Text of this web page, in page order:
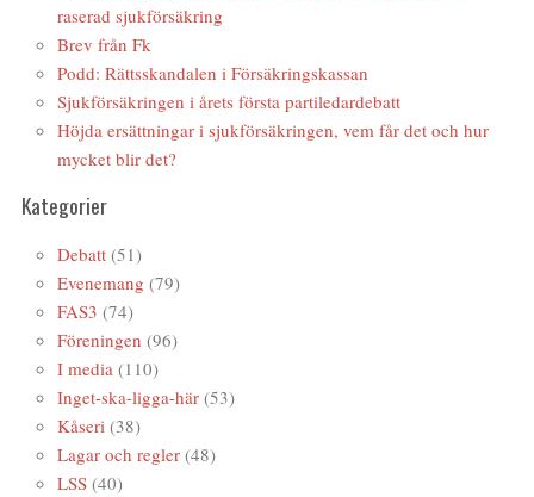
raserad sjukförsäkring
Brev från Fk
Podd: Rättsskandalen i Försäkringskassan
Sjukförsäkringen i årets första partiledardebatt
Höjda ersättningar i sjukförsäkringen, vem får det och hur
mycket blir det?
Kategorier
Debatt(51)
Evenemang (79)
FAS3 (74)
Föreningen (96)
I media(110)
Inget-ska-ligga-här(53)
Kåseri(38)
Lagar och regler(48)
LSS(40)